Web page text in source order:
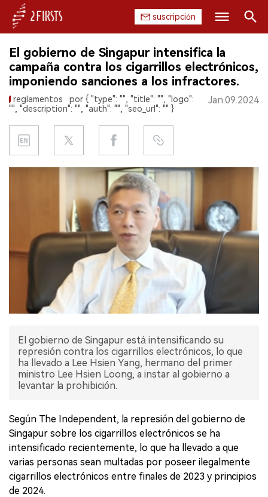
suscripción
INICIO
EMPRESA
REGULACIÓN
EXPOSICIÓN
ENTREVISTA
Buscar
El gobierno de Singapur intensifica la
campaña contra los cigarrillos electrónicos,
imponiendo sanciones a los infractores.
reglamentos
por { "type": "", "title": "", "logo":
"", "description": "", "auth": "", "seo_url": "" }
Jan.09.2024
El gobierno de Singapur está intensificando su
represión contra los cigarrillos electrónicos, lo que
ha llevado a Lee Hsien Yang, hermano del primer
ministro Lee Hsien Loong, a instar al gobierno a
levantar la prohibición.
Según The Independent, la represión del gobierno de
Singapur sobre los cigarrillos electrónicos se ha
intensificado recientemente, lo que ha llevado a que
varias personas sean multadas por poseer ilegalmente
cigarrillos electrónicos entre finales de 2023 y principios
de 2024.